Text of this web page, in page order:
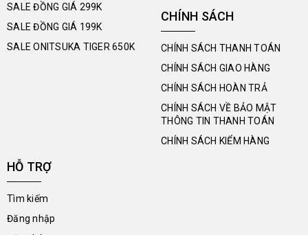
SALE ĐỒNG GIÁ 299K
SALE ĐỒNG GIÁ 199K
SALE ONITSUKA TIGER 650K
CHÍNH SÁCH
CHÍNH SÁCH THANH TOÁN
CHÍNH SÁCH GIAO HÀNG
CHÍNH SÁCH HOÀN TRẢ
CHÍNH SÁCH VỀ BẢO MẬT
THÔNG TIN THANH TOÁN
CHÍNH SÁCH KIỂM HÀNG
HỖ TRỢ
Tìm kiếm
Đăng nhập